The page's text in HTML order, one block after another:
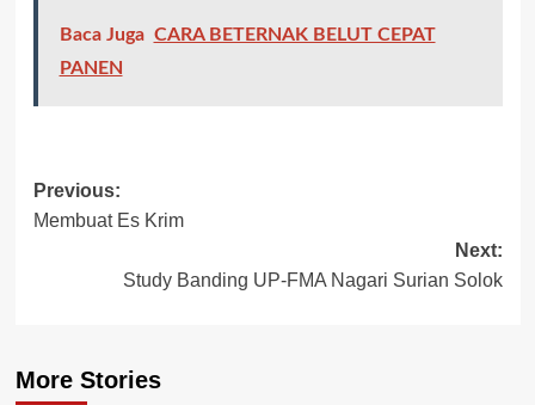
Baca Juga CARA BETERNAK BELUT CEPAT
PANEN
Previous:
Membuat Es Krim
Next:
Study Banding UP-FMA Nagari Surian Solok
More Stories